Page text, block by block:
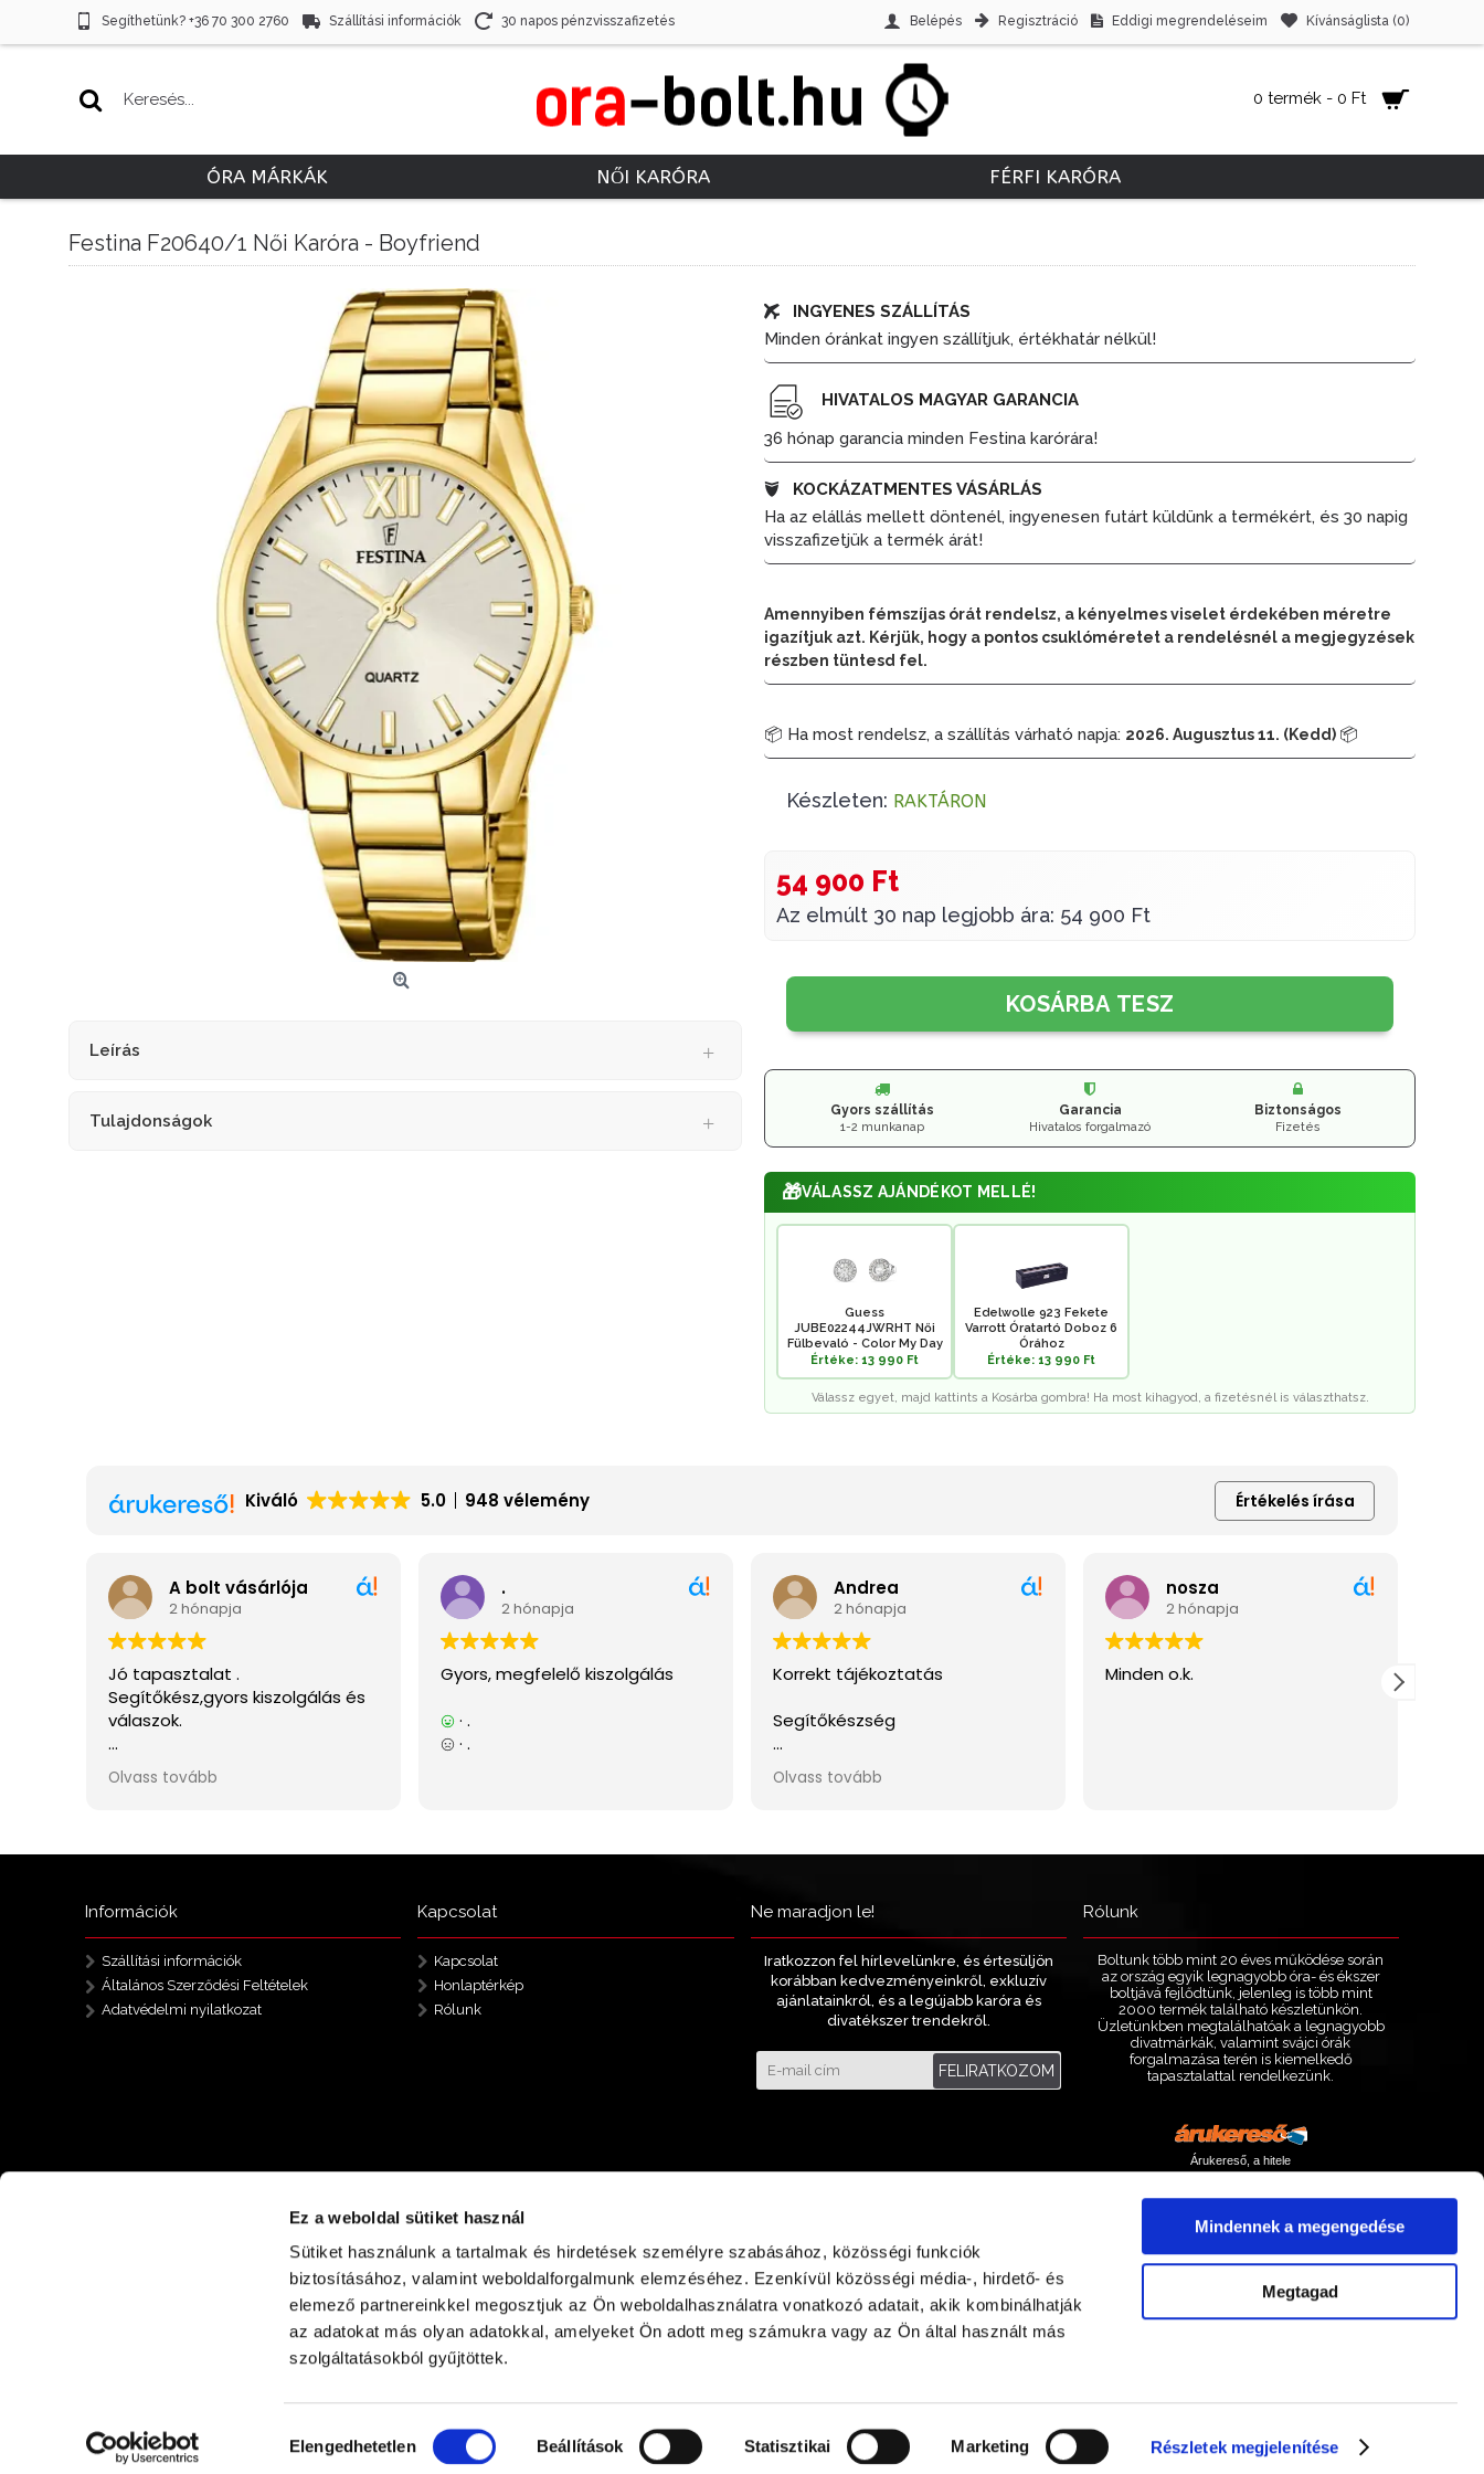
Ez a weboldal sütiket használ
Sütiket használunk a tartalmak és hirdetések személyre szabásához, közösségi funkciók
biztosításához, valamint weboldalforgalmunk elemzéséhez. Ezenkívül közösségi média-, hirdető- és
elemező partnereinkkel megosztjuk az Ön weboldalhasználatra vonatkozó adatait, akik kombinálhatják
az adatokat más olyan adatokkal, amelyeket Ön adott meg számukra vagy az Ön által használt más
szolgáltatásokból gyűjtöttek.
kiválasztása
Elengedhetetlen Beállítások Statisztikai Marketing Részletek megjelenítése
Mindennek a megengedése
Megtagad
Segíthetünk? +36 70 300 2760 Szállítási információk 30 napos pénzvisszafizetés Belépés Regisztráció Eddigi megrendeléseim Kívánságlista (0)
0 termék - 0 Ft
ÓRA MÁRKÁK NŐI KARÓRA FÉRFI KARÓRA
Festina F20640/1 Női Karóra - Boyfriend
Leírás
Tulajdonságok
INGYENES SZÁLLÍTÁS
Minden óránkat ingyen szállítjuk, értékhatár nélkül!
HIVATALOS MAGYAR GARANCIA
36 hónap garancia minden Festina karórára!
KOCKÁZATMENTES VÁSÁRLÁS
Ha az elállás mellett döntenél, ingyenesen futárt küldünk a termékért, és 30 napig
visszafizetjük a termék árát!
Amennyiben fémszíjas órát rendelsz, a kényelmes viselet érdekében méretre
igazítjuk azt. Kérjük, hogy a pontos csuklóméretet a rendelésnél a megjegyzések
részben tüntesd fel.
📦 Ha most rendelsz, a szállítás várható napja: 2026. Augusztus 11. (Kedd) 📦
Készleten: RAKTÁRON
54 900 Ft
Az elmúlt 30 nap legjobb ára: 54 900 Ft
KOSÁRBA TESZ
Gyors szállítás
1-2 munkanap
Garancia
Hivatalos forgalmazó
Biztonságos
Fizetés
🎁VÁLASSZ AJÁNDÉKOT MELLÉ!
Guess
JUBE02244JWRHT Női
Fülbevaló - Color My Day
Értéke: 13 990 Ft
Edelwolle 923 Fekete
Varrott Óratartó Doboz 6
Órához
Értéke: 13 990 Ft
Válassz egyet, majd kattints a Kosárba gombra! Ha most kihagyod, a fizetésnél is választhatsz.
Információk
Szállítási információk
Általános Szerződési Feltételek
Adatvédelmi nyilatkozat
Kapcsolat
Kapcsolat
Honlaptérkép
Rólunk
Ne maradjon le!
Iratkozzon fel hírlevelünkre, és értesüljön
korábban kedvezményeinkről, exkluzív
ajánlatainkról, és a legújabb karóra és
divatékszer trendekről.
FELIRATKOZOM
Rólunk
Boltunk több mint 20 éves működése során
az ország egyik legnagyobb óra- és ékszer
boltjává fejlődtünk, jelenleg is több mint
2000 termék található készletünkön.
Üzletünkben megtalálhatóak a legnagyobb
divatmárkák, valamint svájci órák
forgalmazása terén is kiemelkedő
tapasztalattal rendelkezünk.
Árukereső, a hitele
4400 Nyíregyháza Nyírplaza Földszint
Minden jog fenntartva © 2023 ora-bolt.hu